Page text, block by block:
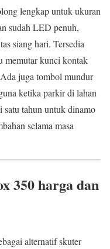
lengkap untuk ukuran
sudah LED penuh,
siang hari. Tersedia
memutar kunci kontak
juga tombol mundur
ketika parkir di lahan
satu tahun untuk dinamo
selama masa
350 harga dan
alternatif skuter